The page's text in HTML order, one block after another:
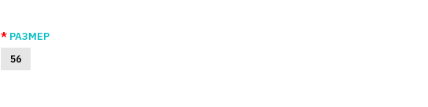
РАЗМЕР
56